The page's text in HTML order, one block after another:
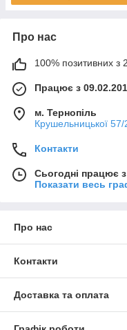
Про нас
100% позитивних з
Працює з
м. Тернопіль
Крушельницької 57/
Контакти
Сьогодні працює
Показати весь
Про нас
Контакти
Доставка та оплата